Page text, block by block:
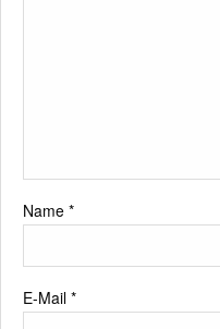
Name *
E-Mail *